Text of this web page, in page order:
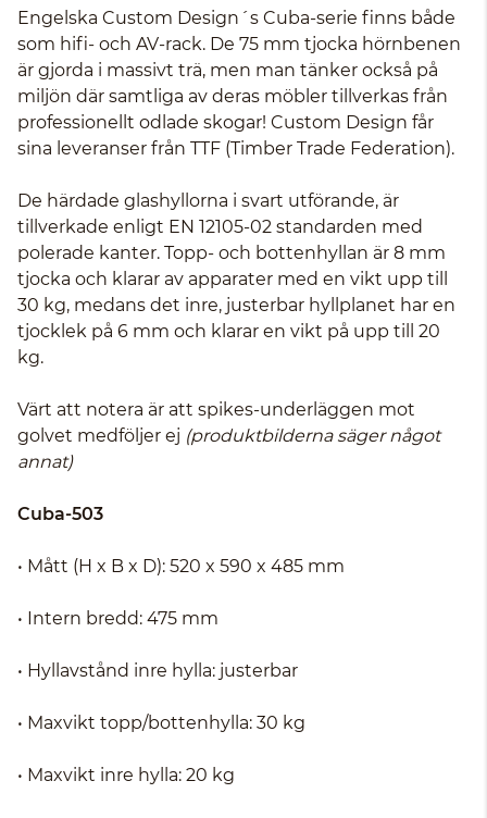
Engelska Custom Design´s Cuba-serie finns både
som hifi- och AV-rack. De 75 mm tjocka hörnbenen
är gjorda i massivt trä, men man tänker också på
miljön där samtliga av deras möbler tillverkas från
professionellt odlade skogar! Custom Design får
sina leveranser från TTF (Timber Trade Federation).
De härdade glashyllorna i svart utförande, är
tillverkade enligt EN 12105-02 standarden med
polerade kanter. Topp- och bottenhyllan är 8 mm
tjocka och klarar av apparater med en vikt upp till
30 kg, medans det inre, justerbar hyllplanet har en
tjocklek på 6 mm och klarar en vikt på upp till 20
kg.
Värt att notera är att spikes-underläggen mot
golvet medföljer ej (produktbilderna säger något
annat)
Cuba-503
• Mått (H x B x D): 520 x 590 x 485 mm
• Intern bredd: 475 mm
• Hyllavstånd inre hylla: justerbar
• Maxvikt topp/bottenhylla: 30 kg
• Maxvikt inre hylla: 20 kg